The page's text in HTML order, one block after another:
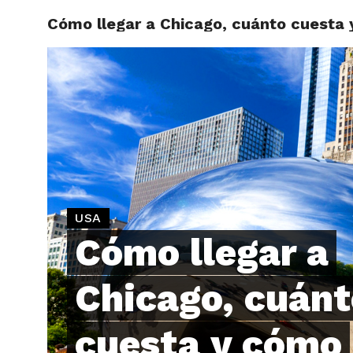
Cómo llegar a Chicago, cuánto
USA
Cómo llegar a
Chicago,